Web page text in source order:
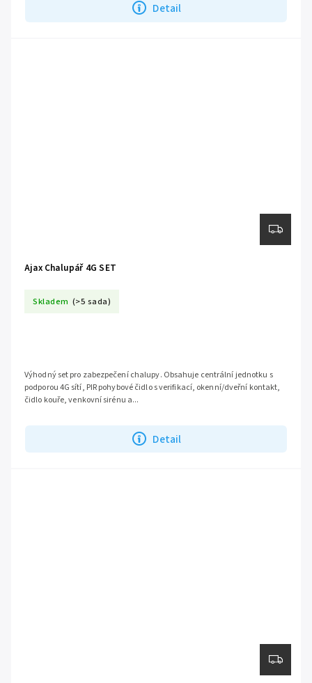
Detail
Ajax Chalupář 4G SET
Skladem (>5 sada)
Detail
Výhodný set pro zabezpečení chalupy. Obsahuje centrální jednotku s
podporou 4G sítí, PIR pohybové čidlo s verifikací, okenní/dveřní kontakt,
čidlo kouře, venkovní sirénu a...